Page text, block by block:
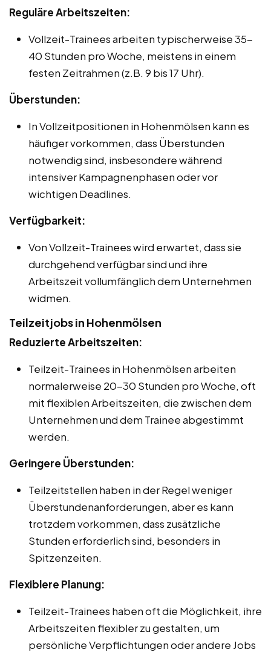
Reguläre Arbeitszeiten:
Vollzeit-Trainees arbeiten typischerweise 35-
40 Stunden pro Woche, meistens in einem
festen Zeitrahmen (z.B. 9 bis 17 Uhr).
Überstunden:
In Vollzeitpositionen in Hohenmölsen kann es
häufiger vorkommen, dass Überstunden
notwendig sind, insbesondere während
intensiver Kampagnenphasen oder vor
wichtigen Deadlines.
Verfügbarkeit:
Von Vollzeit-Trainees wird erwartet, dass sie
durchgehend verfügbar sind und ihre
Arbeitszeit vollumfänglich dem Unternehmen
widmen.
Teilzeitjobs in Hohenmölsen
Reduzierte Arbeitszeiten:
Teilzeit-Trainees in Hohenmölsen arbeiten
normalerweise 20-30 Stunden pro Woche, oft
mit flexiblen Arbeitszeiten, die zwischen dem
Unternehmen und dem Trainee abgestimmt
werden.
Geringere Überstunden:
Teilzeitstellen haben in der Regel weniger
Überstundenanforderungen, aber es kann
trotzdem vorkommen, dass zusätzliche
Stunden erforderlich sind, besonders in
Spitzenzeiten.
Flexiblere Planung:
Teilzeit-Trainees haben oft die Möglichkeit, ihre
Arbeitszeiten flexibler zu gestalten, um
persönliche Verpflichtungen oder andere Jobs